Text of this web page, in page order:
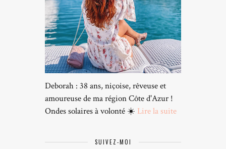
Deborah : 38 ans, niçoise, rêveuse et
amoureuse de ma région Côte d'Azur !
Ondes solaires à volonté ☀️ Lire la suite
SUIVEZ-MOI